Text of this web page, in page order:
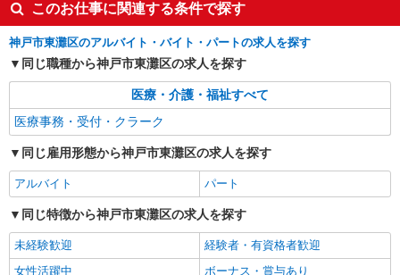
掲載期間終了
このお仕事に関連する条件で探す
神戸市東灘区のアルバイト・バイト・パートの求人を探す
同じ職種から神戸市東灘区の求人を探す
医療・介護・福祉すべて
医療事務・受付・クラーク
同じ雇用形態から神戸市東灘区の求人を探す
アルバイト パート
同じ特徴から神戸市東灘区の求人を探す
未経験歓迎
経験者・有資格者歓迎
女性活躍中
ボーナス・賞与あり